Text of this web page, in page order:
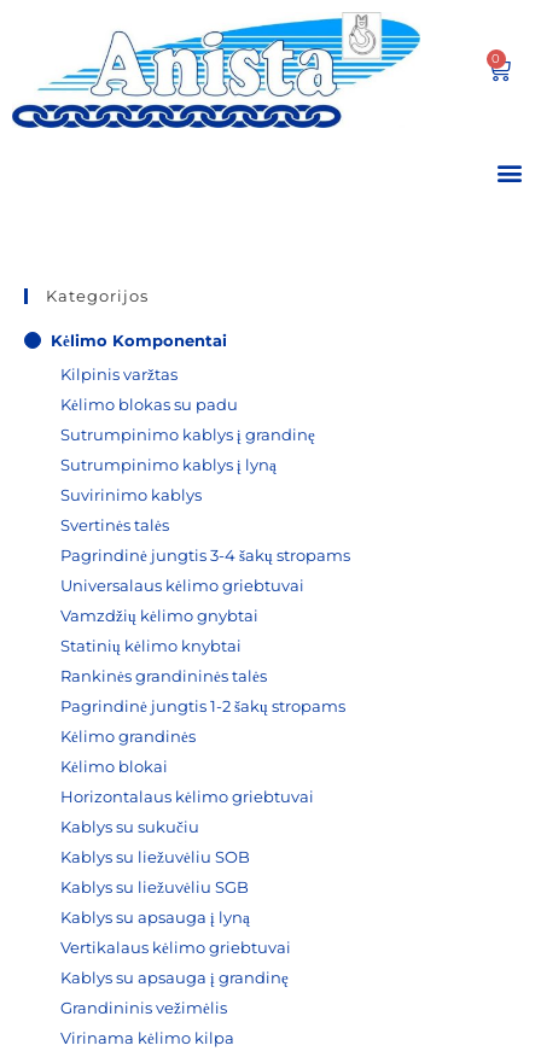
0
Kategorijos
Kėlimo Komponentai
Kilpinis varžtas
Kėlimo blokas su padu
Sutrumpinimo kablys į grandinę
Sutrumpinimo kablys į lyną
Suvirinimo kablys
Svertinės talės
Pagrindinė jungtis 3-4 šakų stropams
Universalaus kėlimo griebtuvai
Vamzdžių kėlimo gnybtai
Statinių kėlimo knybtai
Rankinės grandininės talės
Pagrindinė jungtis 1-2 šakų stropams
Kėlimo grandinės
Kėlimo blokai
Horizontalaus kėlimo griebtuvai
Kablys su sukučiu
Kablys su liežuvėliu SOB
Kablys su liežuvėliu SGB
Kablys su apsauga į lyną
Vertikalaus kėlimo griebtuvai
Kablys su apsauga į grandinę
Grandininis vežimėlis
Virinama kėlimo kilpa